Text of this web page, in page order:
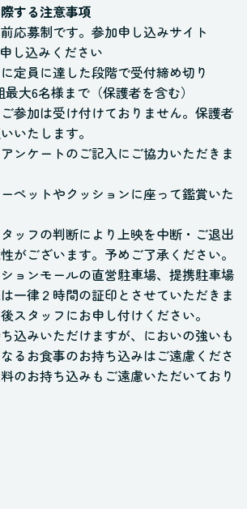
する注意事項
応募制です。参加申し込みサイト
し込みください
定員に達した段階で受付締め切り
最大6名様まで（保護者を含む）
参加は受け付けておりません。保護者
いたします。
ンケートのご記入にご協力いただきま
ペットやクッションに座って鑑賞いた
ッフの判断により上映を中断・ご退出
がございます。予めご了承ください。
ョンモールの直営駐車場、提携駐車場
一律２時間の証印とさせていただきま
スタッフにお申し付けください。
込みいただけますが、においの強いも
るお食事のお持ち込みはご遠慮くださ
のお持ち込みもご遠慮いただいており